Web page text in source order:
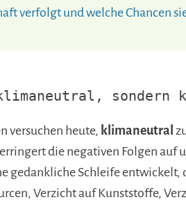
verfolgt und welche Chancen
sondern
versuchen heute, klimaneutral
die negativen Folgen auf
gedankliche Schleife entwickelt,
Verzicht auf Kunststoffe,